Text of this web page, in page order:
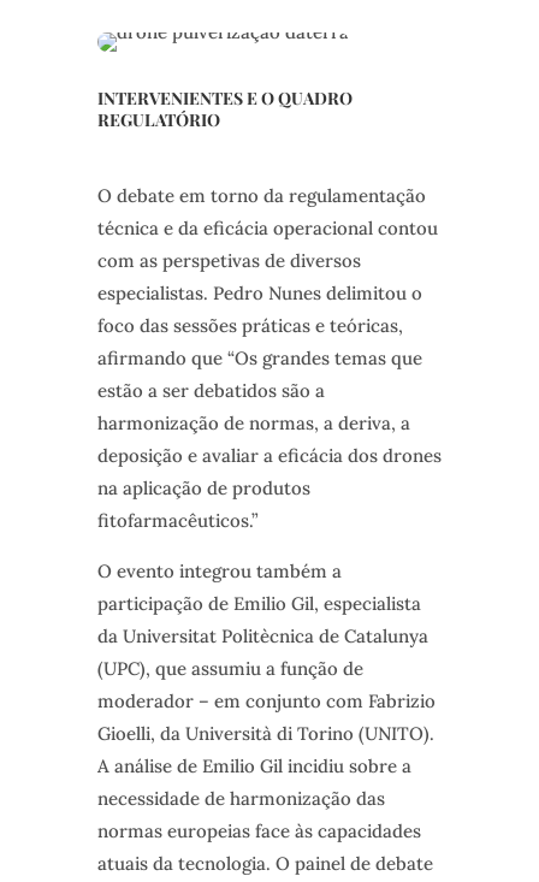
INTERVENIENTES E O QUADRO
REGULATÓRIO
O debate em torno da regulamentação
técnica e da eficácia operacional contou
com as perspetivas de diversos
especialistas. Pedro Nunes delimitou o
foco das sessões práticas e teóricas,
afirmando que “Os grandes temas que
estão a ser debatidos são a
harmonização de normas, a deriva, a
deposição e avaliar a eficácia dos drones
na aplicação de produtos
fitofarmacêuticos.”
O evento integrou também a
participação de Emilio Gil, especialista
da Universitat Politècnica de Catalunya
(UPC), que assumiu a função de
moderador – em conjunto com Fabrizio
Gioelli, da Università di Torino (UNITO).
A análise de Emilio Gil incidiu sobre a
necessidade de harmonização das
normas europeias face às capacidades
atuais da tecnologia. O painel de debate